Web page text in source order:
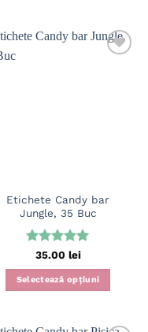
Etichete Candy bar
Jungle, 35 Buc
Evaluat la
5din 5
35.00 lei
Selectează opțiuni